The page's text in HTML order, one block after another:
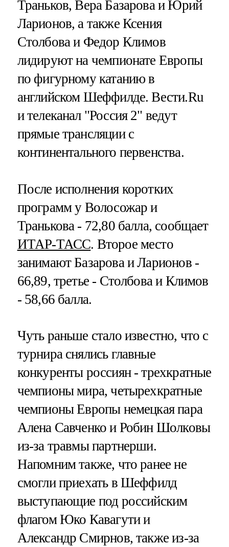
Траньков, Вера Базарова и Юрий
Ларионов, а также Ксения
Столбова и Федор Климов
лидируют на чемпионате Европы
по фигурному катанию в
английском Шеффилде. Вести.Ru
и телеканал "Россия 2" ведут
прямые трансляции с
континентального первенства.
После исполнения коротких
программ у Волосожар и
Транькова - 72,80 балла, сообщает
ИТАР-ТАСС. Второе место
занимают Базарова и Ларионов -
66,89, третье - Столбова и Климов
- 58,66 балла.
Чуть раньше стало известно, что с
турнира снялись главные
конкуренты россиян - трехкратные
чемпионы мира, четырехкратные
чемпионы Европы немецкая пара
Алена Савченко и Робин Шолковы
из-за травмы партнерши.
Напомним также, что ранее не
смогли приехать в Шеффилд
выступающие под российским
флагом Юко Кавагути и
Александр Смирнов, также из-за